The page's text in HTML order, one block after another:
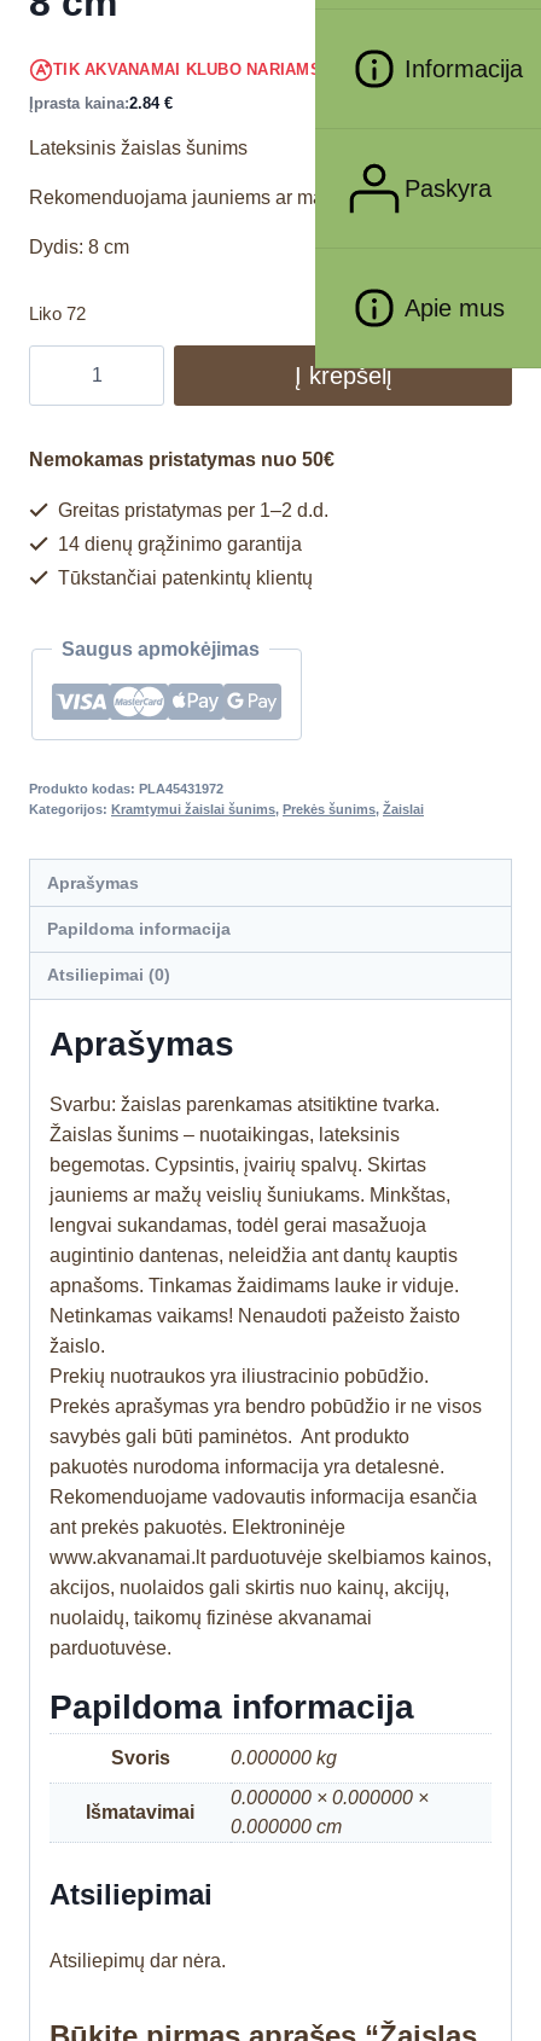
Informacija
Paskyra
Apie mus
TIK AKVANAMAI KLUBO NARIAMS 2.70€
Įprasta kaina:2.84 €
Lateksinis žaislas šunims
Rekomenduojama jauniems ar mažų veislių šunims
Dydis: 8 cm
Liko 72
Į krepšelį
Nemokamas pristatymas nuo 50€
Greitas pristatymas per 1–2 d.d.
14 dienų grąžinimo garantija
Tūkstančiai patenkintų klientų
Saugus apmokėjimas
Produkto kodas: PLA45431972
Kategorijos: Kramtymui žaislai šunims, Prekės šunims, Žaislai
Aprašymas
Papildoma informacija
Atsiliepimai (0)
Aprašymas
Svarbu: žaislas parenkamas atsitiktine tvarka.
Žaislas šunims – nuotaikingas, lateksinis
begemotas. Cypsintis, įvairių spalvų. Skirtas
jauniems ar mažų veislių šuniukams. Minkštas,
lengvai sukandamas, todėl gerai masažuoja
augintinio dantenas, neleidžia ant dantų kauptis
apnašoms. Tinkamas žaidimams lauke ir viduje.
Netinkamas vaikams! Nenaudoti pažeisto žaisto
žaislo.
Prekių nuotraukos yra iliustracinio pobūdžio.
Prekės aprašymas yra bendro pobūdžio ir ne visos
savybės gali būti paminėtos. Ant produkto
pakuotės nurodoma informacija yra detalesnė.
Rekomenduojame vadovautis informacija esančia
ant prekės pakuotės. Elektroninėje
www.akvanamai.lt parduotuvėje skelbiamos kainos,
akcijos, nuolaidos gali skirtis nuo kainų, akcijų,
nuolaidų, taikomų fizinėse akvanamai
parduotuvėse.
Papildoma informacija
Svoris 0.000000 kg
Išmatavimai
0.000000 × 0.000000 ×
0.000000 cm
Atsiliepimai
Atsiliepimų dar nėra.